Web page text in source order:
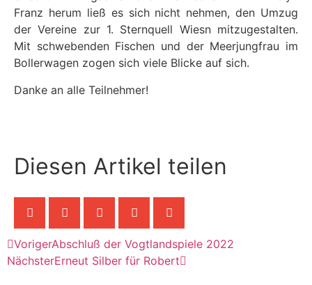
Franz herum ließ es sich nicht nehmen, den Umzug
der Vereine zur 1. Sternquell Wiesn mitzugestalten.
Mit schwebenden Fischen und der Meerjungfrau im
Bollerwagen zogen sich viele Blicke auf sich.
Danke an alle Teilnehmer!
Diesen Artikel teilen
VorigerAbschluß der Vogtlandspiele 2022
NächsterErneut Silber für Robert